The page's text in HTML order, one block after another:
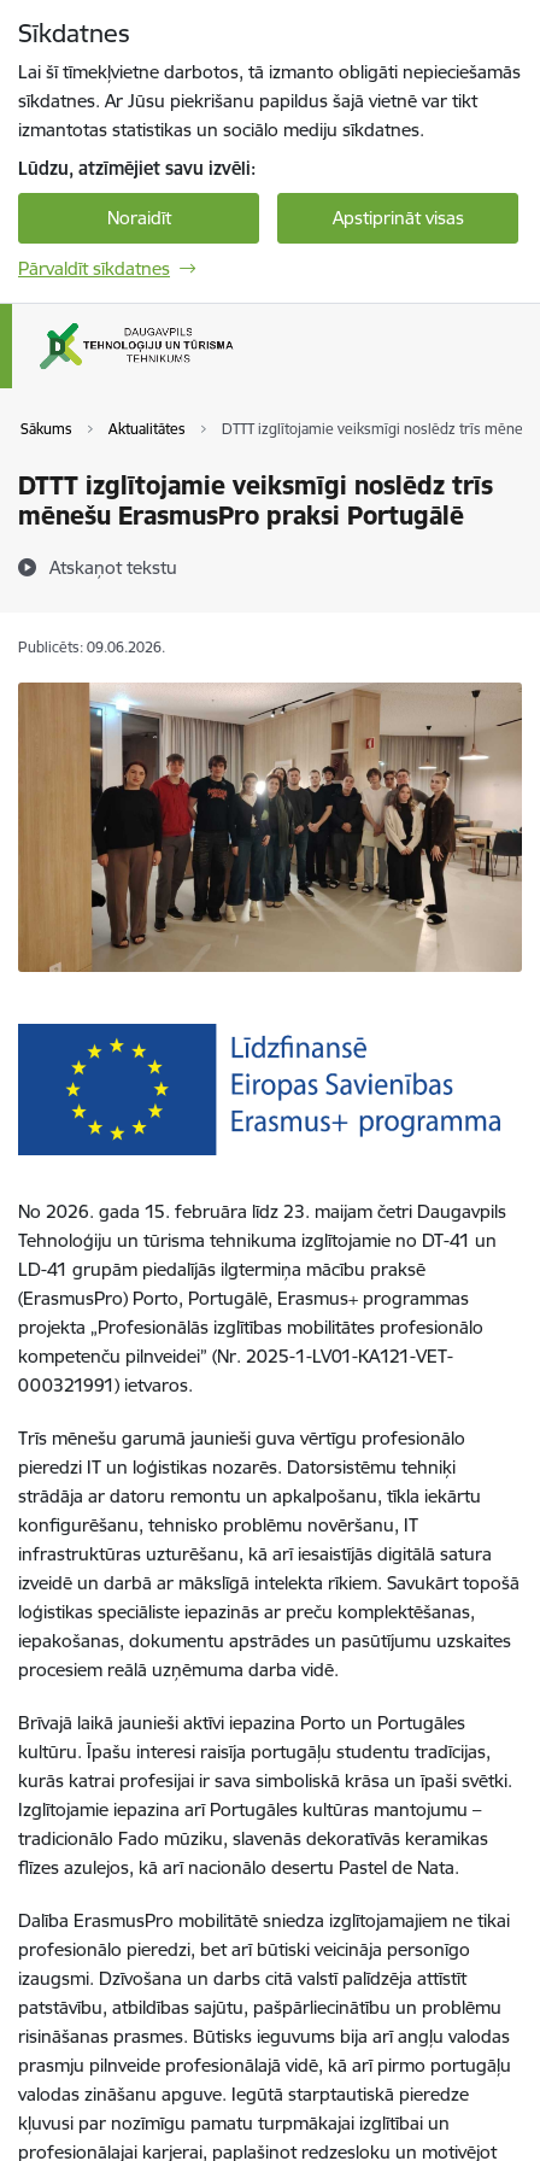
Sīkdatnes
Lai šī tīmekļvietne darbotos, tā izmanto obligāti nepieciešamās
sīkdatnes. Ar Jūsu piekrišanu papildus šajā vietnē var tikt
izmantotas statistikas un sociālo mediju sīkdatnes.
Lūdzu, atzīmējiet savu izvēli:
Noraidīt Apstiprināt visas
Pārvaldīt sīkdatnes
Sākums Aktualitātes DTTT izglītojamie veiksmīgi noslēdz trīs
DTTT izglītojamie veiksmīgi noslēdz trīs
mēnešu ErasmusPro praksi Portugālē
Atskaņot tekstu
Publicēts: 09.06.2026.
No 2026. gada 15. februāra līdz 23. maijam četri Daugavpils
Tehnoloģiju un tūrisma tehnikuma izglītojamie no DT-41 un
LD-41 grupām piedalījās ilgtermiņa mācību praksē
(ErasmusPro) Porto, Portugālē, Erasmus+ programmas
projekta „Profesionālās izglītības mobilitātes profesionālo
kompetenču pilnveidei” (Nr. 2025-1-LV01-KA121-VET-
000321991) ietvaros.
Trīs mēnešu garumā jaunieši guva vērtīgu profesionālo
pieredzi IT un loģistikas nozarēs. Datorsistēmu tehniķi
strādāja ar datoru remontu un apkalpošanu, tīkla iekārtu
konfigurēšanu, tehnisko problēmu novēršanu, IT
infrastruktūras uzturēšanu, kā arī iesaistījās digitālā satura
izveidē un darbā ar mākslīgā intelekta rīkiem. Savukārt topošā
loģistikas speciāliste iepazinās ar preču komplektēšanas,
iepakošanas, dokumentu apstrādes un pasūtījumu uzskaites
procesiem reālā uzņēmuma darba vidē.
Brīvajā laikā jaunieši aktīvi iepazina Porto un Portugāles
kultūru.Īpašu interesi raisīja portugāļu studentu tradīcijas,
kurās katrai profesijai ir sava simboliskā krāsa un īpaši svētki.
Izglītojamie iepazina arī Portugāles kultūras mantojumu –
tradicionālo Fado mūziku, slavenās dekoratīvās keramikas
flīzes azulejos, kā arī nacionālo desertu Pastel de Nata.
Dalība ErasmusPro mobilitātē sniedza izglītojamajiem ne tikai
profesionālo pieredzi, bet arī būtiski veicināja personīgo
izaugsmi. Dzīvošana un darbs citā valstī palīdzēja attīstīt
patstāvību, atbildības sajūtu, pašpārliecinātību un problēmu
risināšanas prasmes. Būtisks ieguvums bija arī angļu valodas
prasmju pilnveide profesionālajā vidē, kā arī pirmo portugāļu
valodas zināšanu apguve. Iegūtā starptautiskā pieredze
kļuvusi par nozīmīgu pamatu turpmākajai izglītībai un
profesionālajai karjerai, paplašinot redzesloku un motivējot